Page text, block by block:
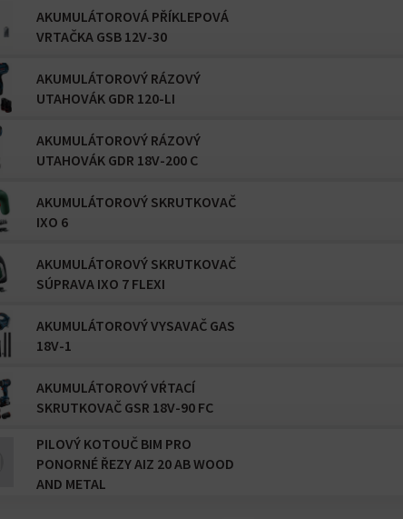
AKUMULÁTOROVÁ PŘÍKLEPOVÁ
VRTAČKA GSB 12V-30
AKUMULÁTOROVÝ RÁZOVÝ
UTAHOVÁK GDR 120-LI
AKUMULÁTOROVÝ RÁZOVÝ
UTAHOVÁK GDR 18V-200 C
AKUMULÁTOROVÝ SKRUTKOVAČ
IXO 6
AKUMULÁTOROVÝ SKRUTKOVAČ
SÚPRAVA IXO 7 FLEXI
AKUMULÁTOROVÝ VYSAVAČ GAS
18V-1
AKUMULÁTOROVÝ VŔTACÍ
SKRUTKOVAČ GSR 18V-90 FC
PILOVÝ KOTOUČ BIM PRO
PONORNÉ ŘEZY AIZ 20 AB WOOD
AND METAL